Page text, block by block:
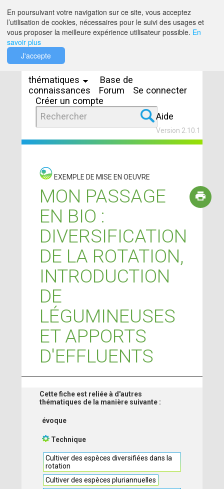
thématiques
Base de
connaissances
Forum
Se connecter
Créer un compte
Aide
Version 2.10.1
EXEMPLE DE MISE EN OEUVRE
MON PASSAGE
EN BIO :
DIVERSIFICATION
DE LA ROTATION,
INTRODUCTION
DE
LÉGUMINEUSES
ET APPORTS
D'EFFLUENTS
Cette fiche est reliée à d'autres
thématiques de la manière suivante :
évoque
Technique
Cultiver des espèces diversifiées dans la
rotation
Cultiver des espèces pluriannuelles
En poursuivant votre navigation sur ce site, vous acceptez
l’utilisation de cookies, nécessaires pour le suivi des usages et
vous proposer la meilleure expérience utilisateur possible. En
savoir plus
J'accepte